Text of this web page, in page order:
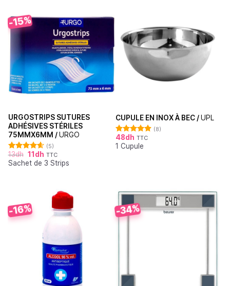
-15%
URGOSTRIPS SUTURES
ADHÉSIVES STÉRILES
75MMX6MM /URGO
Note
4.60
sur 5
(5)
13dh 11 dh TTC
Sachet de 3 Strips
CUPULE EN INOX À BEC /UPL
Note4.88
sur 5
(8)
48dh TTC
1 Cupule
-16% -34%